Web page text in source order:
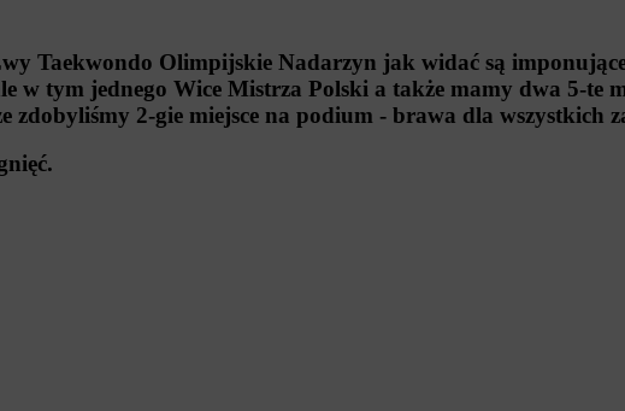
Taekwondo Olimpijskie Nadarzyn jak widać są
tym jednego Wice Mistrza Polski a także mamy dwa 5-te
zdobyliśmy 2-gie miejsce na podium - brawa dla wszystkich